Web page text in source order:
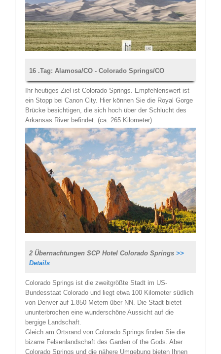
16 .Tag: Alamosa/CO - Colorado Springs/CO
Ihr heutiges Ziel ist Colorado Springs. Empfehlenswert ist
ein Stopp bei Canon City. Hier können Sie die Royal Gorge
Brücke besichtigen, die sich hoch über der Schlucht des
Arkansas River befindet. (ca. 265 Kilometer)
2 Übernachtungen SCP Hotel Colorado Springs >>
Details
Colorado Springs ist die zweitgrößte Stadt im US-
Bundesstaat Colorado und liegt etwa 100 Kilometer südlich
von Denver auf 1.850 Metern über NN. Die Stadt bietet
ununterbrochen eine wunderschöne Aussicht auf die
bergige Landschaft.
Gleich am Ortsrand von Colorado Springs finden Sie die
bizarre Felsenlandschaft des Garden of the Gods. Aber
Colorado Springs und die nähere Umgebung bieten Ihnen